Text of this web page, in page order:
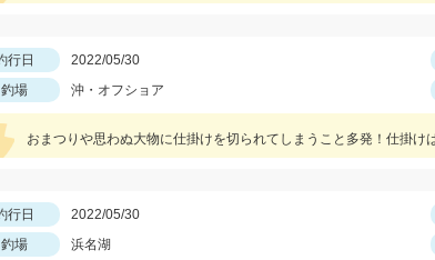
行日 2022/05/30
釣場
沖・オフショア
おまつりや思わぬ大物に仕掛けを切られてしまうこと多発！仕掛け
行日 2022/05/30
釣場
浜名湖